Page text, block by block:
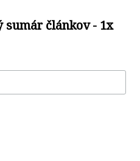
sumár článkov - 1x